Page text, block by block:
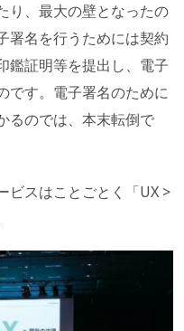
り、最大の壁となったの
署名を行うためには契約
鑑証明等を提出し、電子
です。電子署名のために
るのでは、本末転倒で
ビスはことごとく「UX >